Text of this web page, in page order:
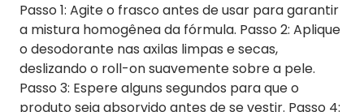
Passo 1: Agite o frasco antes de usar para garantir
a mistura homogênea da fórmula. Passo 2: Aplique
o desodorante nas axilas limpas e secas,
deslizando o roll-on suavemente sobre a pele.
Passo 3: Espere alguns segundos para que o
produto seja absorvido antes de se vestir. Passo 4: